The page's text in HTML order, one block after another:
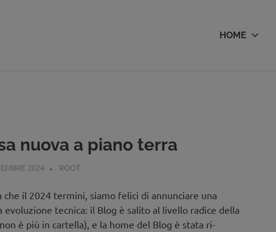
HOME
nuova a piano terra
2024 ROOT
che il 2024 termini, siamo felici di annunciare una
evoluzione tecnica: il Blog è salito al livello radice della
è più in cartella), e la home del Blog è stata ri-